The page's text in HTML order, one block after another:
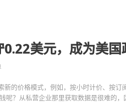
美元，成为美
新的价格模式，例如，按小时计价、按订
呢？从私营企业那里获取数据是很难的